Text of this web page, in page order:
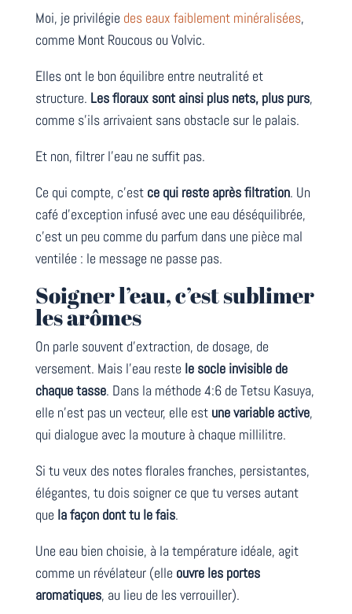
Moi, je privilégie des eaux faiblement minéralisées,
comme Mont Roucous ou Volvic.
Elles ont le bon équilibre entre neutralité et
structure. Les floraux sont ainsi plus nets, plus purs,
comme s’ils arrivaient sans obstacle sur le palais.
Et non, filtrer l’eau ne suffit pas.
Ce qui compte, c’est ce qui reste après filtration. Un
café d’exception infusé avec une eau déséquilibrée,
c’est un peu comme du parfum dans une pièce mal
ventilée : le message ne passe pas.
Soigner l’eau, c’est sublimer
les arômes
On parle souvent d’extraction, de dosage, de
versement. Mais l’eau reste le socle invisible de
chaque tasse. Dans la méthode 4:6 de Tetsu Kasuya,
elle n’est pas un vecteur, elle est une variable active,
qui dialogue avec la mouture à chaque millilitre.
Si tu veux des notes florales franches, persistantes,
élégantes, tu dois soigner ce que tu verses autant
que la façon dont tu le fais.
Une eau bien choisie, à la température idéale, agit
comme un révélateur (elle ouvre les portes
aromatiques, au lieu de les verrouiller).